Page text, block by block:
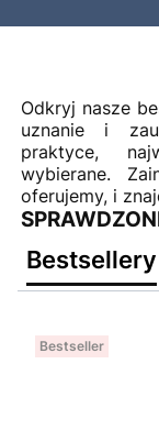
Odkryj nasze
uznanie i
praktyce,
wybierane.
oferujemy, i
Bestsellery
Bestseller